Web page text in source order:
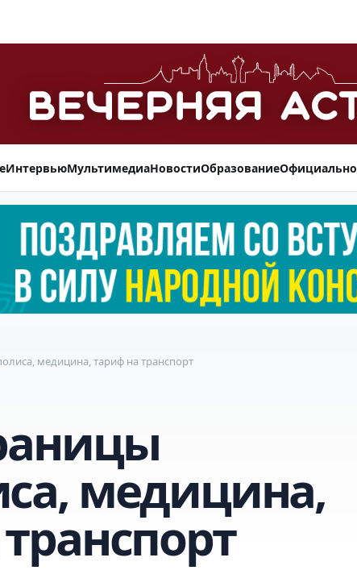
ИнтервьюМультимедиаНовостиОбразованиеОфициально
медицина, тариф на транспорт
медицина,